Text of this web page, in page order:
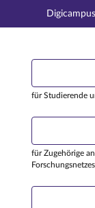
Digicampus
für Studierende
für Zugehörige
Forschungsnetzes